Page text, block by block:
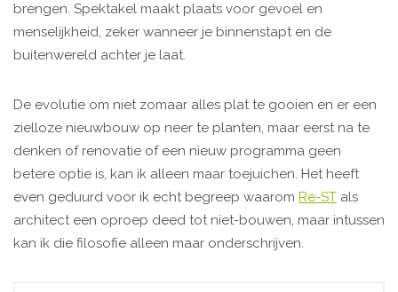
brengen. Spektakel maakt plaats voor gevoel en
menselijkheid, zeker wanneer je binnenstapt en de
buitenwereld achter je laat.
De evolutie om niet zomaar alles plat te gooien en er een
zielloze nieuwbouw op neer te planten, maar eerst na te
denken of renovatie of een nieuw programma geen
betere optie is, kan ik alleen maar toejuichen. Het heeft
even geduurd voor ik echt begreep waarom Re-ST als
architect een oproep deed tot niet-bouwen, maar intussen
kan ik die filosofie alleen maar onderschrijven.